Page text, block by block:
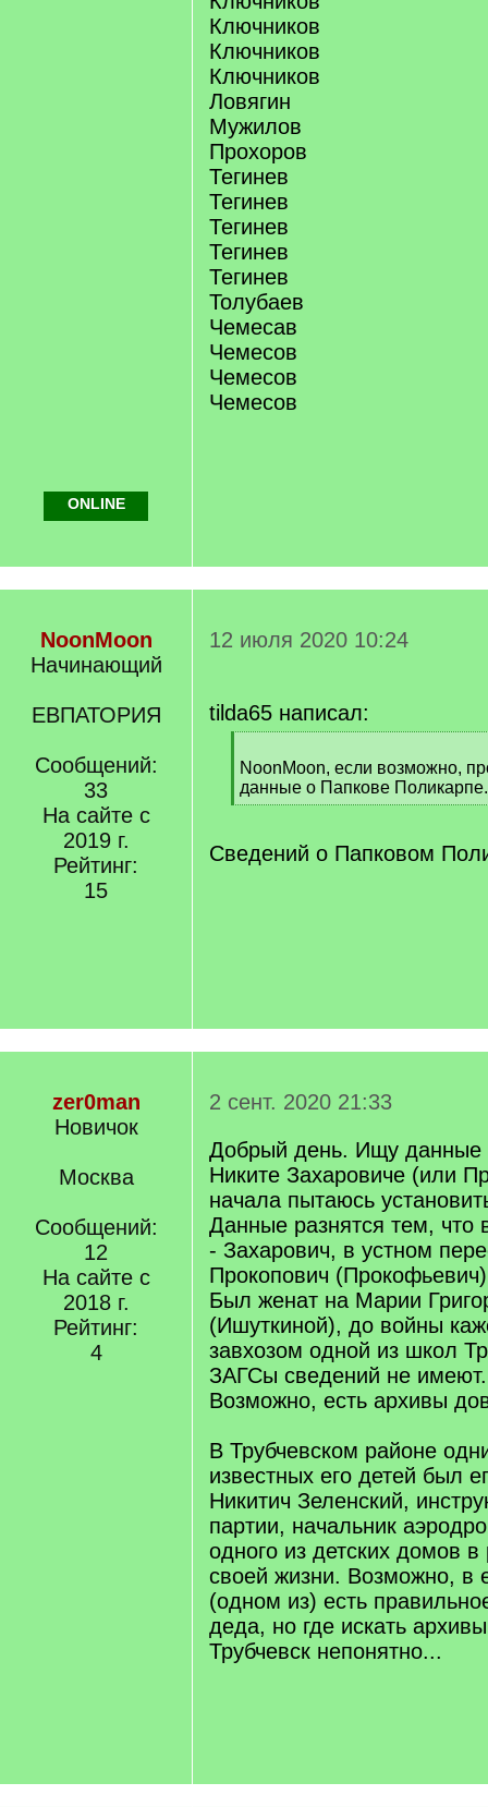
Ключников
Ключников
Ключников
Ловягин
Мужилов
Прохоров
Тегинев
Тегинев
Тегинев
Тегинев
Тегинев
Толубаев
Чемесав
Чемесов
Чемесов
Чемесов
ONLINE
NoonMoon
Начинающий
ЕВПАТОРИЯ
Сообщений:
33
На сайте с
2019 г.
Рейтинг:
15
12 июля 2020 10:24
tilda65 написал:
q
]
NoonMoon, eсли возможно,
данные о Папкове Поликарпе.
[
q
]
Сведений о Папковом
zer0man
Новичок
Москва
Сообщений:
12
На сайте с
2018 г.
Рейтинг:
4
2 сент. 2020 21:33
Добрый день. Ищу данные
Никите Захаровиче (или
начала пытаюсь
Данные разнятся тем, что
- Захарович, в устном
Прокопович (Прокофьевич)
Был женат на Марии
(Ишуткиной), до войны
завхозом одной из школ
ЗАГСы сведений не имеют.
Возможно, есть архивы
В Трубчевском районе
известных его детей был
Никитич Зеленский,
партии, начальник
одного из детских домов
своей жизни. Возможно, в
(одном из) есть
деда, но где искать
Трубчевск непонятно...